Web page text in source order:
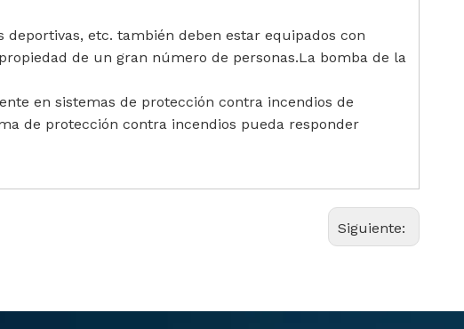
etc. también deben estar equipados con
de un gran número de personas.La bomba de la
en sistemas de protección contra incendios de
de protección contra incendios pueda responder
Siguiente: